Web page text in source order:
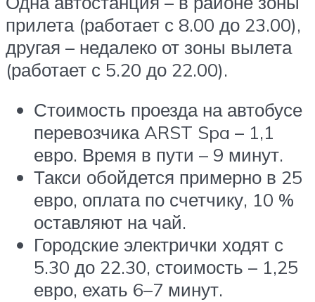
прилета (работает с 8.00 до 23.00),
другая – недалеко от зоны вылета
(работает с 5.20 до 22.00).
Стоимость проезда на автобусе
перевозчика ARST Spa – 1,1
евро. Время в пути – 9 минут.
Такси обойдется примерно в 25
евро, оплата по счетчику, 10 %
оставляют на чай.
Городские электрички ходят с
5.30 до 22.30, стоимость – 1,25
евро, ехать 6–7 минут.